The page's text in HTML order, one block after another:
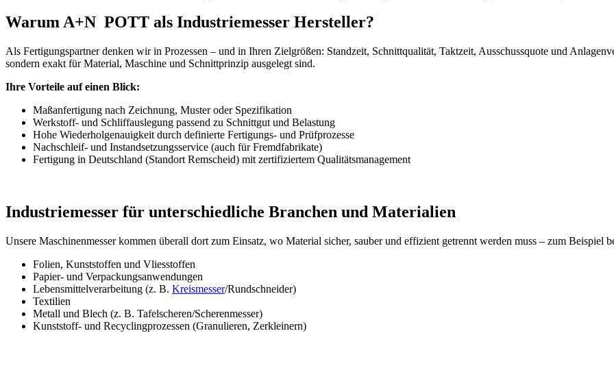
WarumA+N POTT als Industriemesser Hersteller?
Als Fertigungspartner denken wir in Prozessen – und in Ihren Zielgrößen: Standzeit, Schnittqualität, Taktzeit, Ausschussquote und
sondern exakt für Material, Maschine und Schnittprinzip ausgelegt sind.
Ihre Vorteile auf einen Blick:
Maßanfertigung nach Zeichnung, Muster oder Spezifikation
Werkstoff- und Schliffauslegung passend zu Schnittgut und Belastung
Hohe Wiederholgenauigkeit durch definierte Fertigungs- und Prüfprozesse
Nachschleif- und Instandsetzungsservice (auch für Fremdfabrikate)
Fertigung in Deutschland (Standort Remscheid) mit zertifiziertem Qualitätsmanagement
Industriemesser für unterschiedliche Branchen und Materialien
Unsere Maschinenmesser kommen überall dort zum Einsatz, wo Material sicher, sauber und effizient getrennt werden muss – zum Beispiel
Folien, Kunststoffen und Vliesstoffen
Papier- und Verpackungsanwendungen
Lebensmittelverarbeitung (z. B. Kreismesser/Rundschneider)
Textilien
Metall und Blech (z. B. Tafelscheren/Scherenmesser)
Kunststoff- und Recyclingprozessen (Granulieren, Zerkleinern)